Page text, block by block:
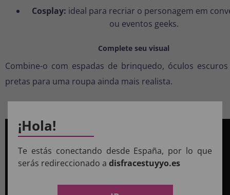
Cosplay: ideal para recriar o personagem em
ou eventos geeks.
Complete seu visual
Combine-o com espadas de brinquedo, óculos
pretas para uma roupa ainda mais realista.
¡Hola!
Te estás conectando desde España, por lo que
serás redireccionado a disfracestuyyo.es